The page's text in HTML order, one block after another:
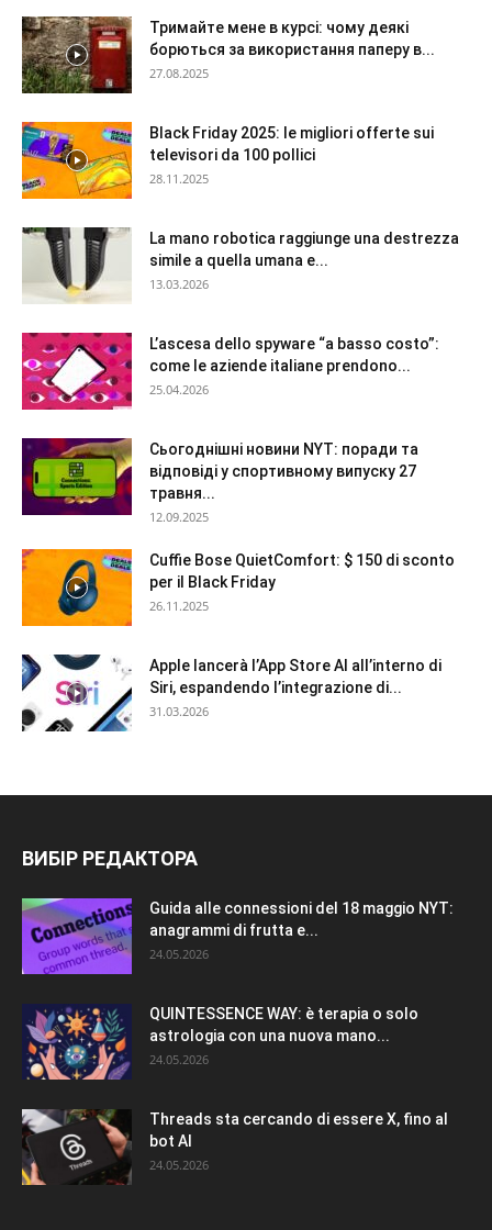
Тримайте мене в курсі: чому деякі
борються за використання паперу в...
27.08.2025
Black Friday 2025: le migliori offerte sui
televisori da 100 pollici
28.11.2025
La mano robotica raggiunge una destrezza
simile a quella umana e...
13.03.2026
L’ascesa dello spyware “a basso costo”:
come le aziende italiane prendono...
25.04.2026
Сьогоднішні новини NYT: поради та
відповіді у спортивному випуску 27
травня...
12.09.2025
Cuffie Bose QuietComfort: $ 150 di sconto
per il Black Friday
26.11.2025
Apple lancerà l’App Store AI all’interno di
Siri, espandendo l’integrazione di...
31.03.2026
ВИБІР РЕДАКТОРА
Guida alle connessioni del 18 maggio NYT:
anagrammi di frutta e...
24.05.2026
QUINTESSENCE WAY: è terapia o solo
astrologia con una nuova mano...
24.05.2026
Threads sta cercando di essere X, fino al
bot AI
24.05.2026